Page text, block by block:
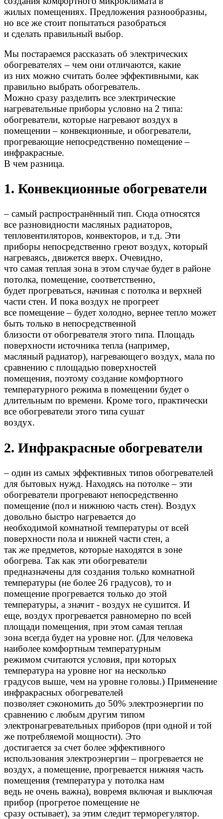
жилых помещениях. Предложения разнообразны,
но все же стоит попытаться разобраться
и сделать правильный выбор.
Мы постараемся рассказать об электрических
обогревателях – чем они отличаются, какие
из них можно считать более эффективными, как
правильно выбрать обогреватель.
Можно сразу разделить все электрические
нагревательные приборы условно на 2 типа:
обогреватели, которые нагревают воздух в
помещении – конвекционные, и обогреватели,
прогревающие непосредственно помещение –
инфракрасные.
В чем разница.
1. Конвекционные обогреватели
– самый распространённый тип. Сюда относятся
все разновидности масляных радиаторов,
тепловентиляторов, конвекторов, и т.д. Эти
приборы непосредственно греют воздух, который
нагреваясь, движется вверх. Очевидно,
что самая теплая зона в этом случае будет в районе
потолка, помещение, соответственно,
будет прогреваться, начиная с потолка и верхней
части стен. И пока воздух не прогреет
все помещение – будет холодно, вернее тепло может
быть только в непосредственной
близости от обогревателя этого типа. Площадь
поверхности источника тепла (например,
масляный радиатор), нагревающего воздух, мала по
сравнению с площадью поверхностей
помещения, поэтому создание комфортного
температурного режима в помещении будет о
длительным по времени. Кроме того, практически
все обогреватели этого типа сушат
воздух.
2. Инфракрасные обогреватели
– один из самых эффективных типов обогревателей
для бытовых нужд. Находясь на потолке – эти
обогреватели прогревают непосредственно
помещение (пол и нижнюю часть стен). Воздух
довольно быстро нагревается до
необходимой комнатной температуры от всей
поверхности пола и нижней части стен, а
так же предметов, которые находятся в зоне
обогрева. Так как эти обогреватели
предназначены для создания только комнатной
температуры (не более 26 градусов), то и
помещение прогревается только до этой
температуры, а значит - воздух не сушится. И
еще, воздух прогревается равномерно по всей
площади помещения, при этом самая теплая
зона всегда будет на уровне ног. (Для человека
наиболее комфортным температурным
режимом считаются условия, при которых
температура на уровне ног на несколько
градусов выше, чем на уровне головы.) Применение
инфракрасных обогревателей
позволяет сэкономить до 50% электроэнергии по
сравнению с любым другим типом
электронагревательных приборов (при одной и той
же потребляемой мощности). Это
достигается за счет более эффективного
использования электроэнергии – прогревается не
воздух, а помещение, прогревается нижняя часть
помещения (температура у потолка нам
ведь не очень важна), вовремя включая и выключая
прибор (прогретое помещение не
сразу остывает), за этим следит терморегулятор.